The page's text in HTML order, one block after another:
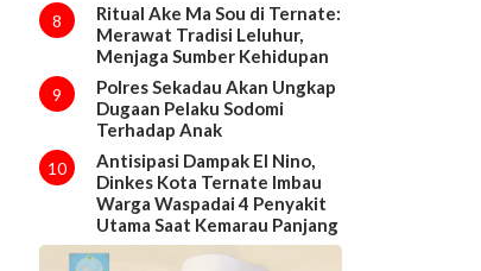
8
Ritual Ake Ma Sou di Ternate:
Merawat Tradisi Leluhur,
Menjaga Sumber Kehidupan
9
Polres Sekadau Akan Ungkap
Dugaan Pelaku Sodomi
Terhadap Anak
10
Antisipasi Dampak El Nino,
Dinkes Kota Ternate Imbau
Warga Waspadai 4 Penyakit
Utama Saat Kemarau Panjang